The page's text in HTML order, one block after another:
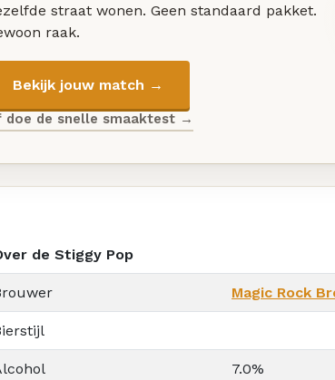
straat wonen. Geen standaard pakket.
raak.
Bekijk jouw match →
doe de snelle smaaktest →
de Stiggy Pop
Magic Rock
7.0%